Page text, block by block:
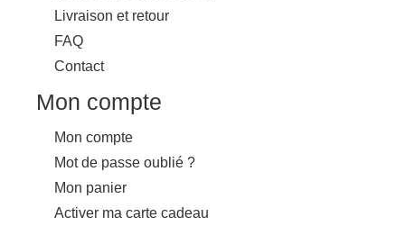
Livraison et retour
FAQ
Contact
Mon compte
Mon compte
Mot de passe oublié ?
Mon panier
Activer ma carte cadeau